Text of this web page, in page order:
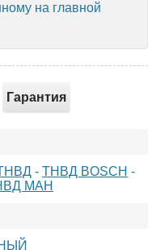
на главной
Гарантия
- ТНВД BOSCH -
МАН